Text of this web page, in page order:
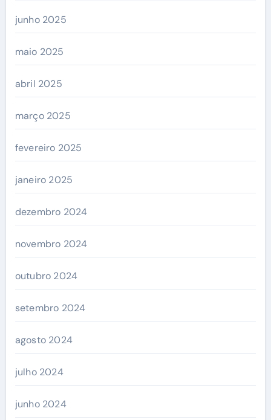
junho 2025
maio 2025
abril 2025
março 2025
fevereiro 2025
janeiro 2025
dezembro 2024
novembro 2024
outubro 2024
setembro 2024
agosto 2024
julho 2024
junho 2024